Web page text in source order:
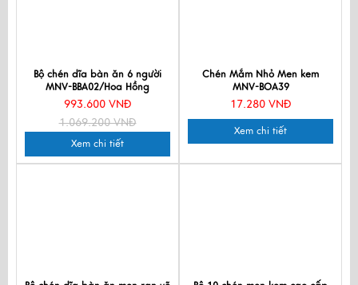
Bộ chén dĩa bàn ăn 6 người
MNV-BBA02/Hoa Hồng
993.600 VNĐ
1.069.200 VNĐ
Xem chi tiết
Chén Mắm Nhỏ Men kem
MNV-BOA39
17.280 VNĐ
Xem chi tiết